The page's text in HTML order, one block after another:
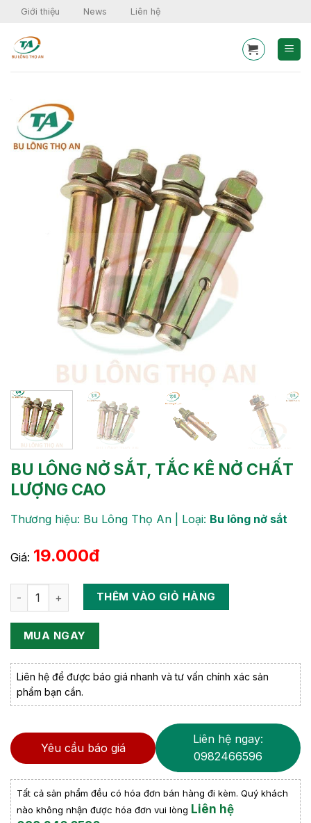
Skip
content
Giới thiệu News Liên hệ
BU LÔNG NỞ SẮT, TẮC KÊ NỞ CHẤT
LƯỢNG CAO
Thương hiệu: Bu Lông Thọ An | Loại: Bu lông nở sắt
Giá: 19.000đ
Số lượng THÊM VÀO GIỎ HÀNG
MUA NGAY
Liên hệ để được báo giá nhanh và tư vấn chính xác sản
phẩm bạn cần.
Yêu cầu báo giá
Liên hệ ngay:
0982466596
Tất cả sản phẩm đều có hóa đơn bán hàng đi kèm. Quý khách
nào không nhận được hóa đơn vui lòng Liên hệ